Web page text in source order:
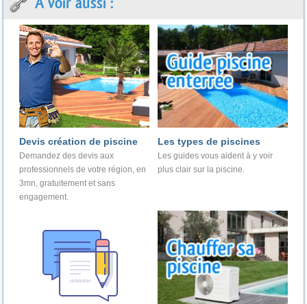
Devis création de piscine
Demandez des devis aux
professionnels de votre région, en
3mn, gratuitement et sans
engagement.
Les types de piscines
Les guides vous aident à y voir
plus clair sur la piscine.